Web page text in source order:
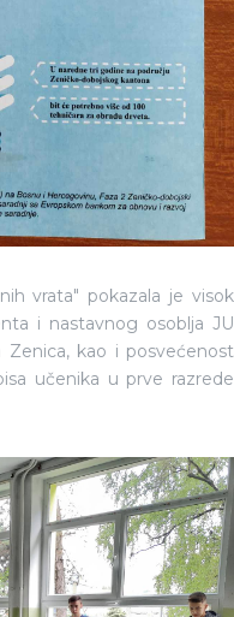
vrata" pokazala je visok
i nastavnog osoblja JU
Zenica, kao i posvećenost
učenika u prve razrede